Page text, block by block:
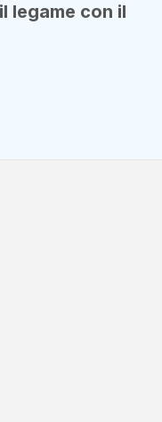
legame con il